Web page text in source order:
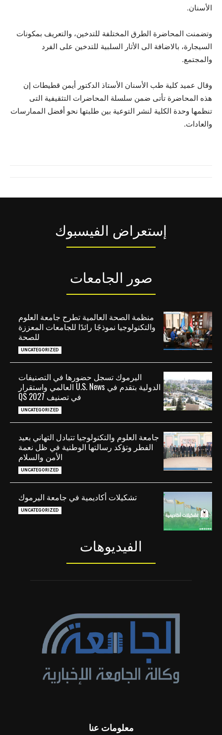
الأسنان.
وتضمنت المحاضرة الطرق المختلفة للتدخين، والتعريف بمكونات
السيجارة، بالاضافة الى الأثار السلبية للتدخين على الفرد
والمجتمع.
وقال عميد كلية طب الأسنان الأستاذ الدكتور أيمن قطيطات إن
هذه المحاضرة تأتى ضمن سلسلة المحاضرات التثقيفية التى
تنظمها وحدة الكلية لنشر التوعية بين طلبتها نحو أفضل الممارسات
والعادات.
إستعراض الفيسبوك
صور الجامعات
منظمة الصحة العالمية تطرح جامعة العلوم
والتكنولوجيا نموذجًا رائدًا للجامعات المعززة
للصحة
UNCATEGORIZED
اليرموك تسجل حضورها في التصنيفات
الدولية بتقدم في U.S. News العالمي واستقرار
في تصنيف QS 2027
UNCATEGORIZED
جامعة العلوم والتكنولوجيا تتبادل التهاني بعيد
الفطر وتؤكد رسالتها الوطنية في ظل نعمة
الأمن والسلام
UNCATEGORIZED
تشكيلات أكاديمية في جامعة اليرموك
UNCATEGORIZED
الفيديوهات
معلومات عنا